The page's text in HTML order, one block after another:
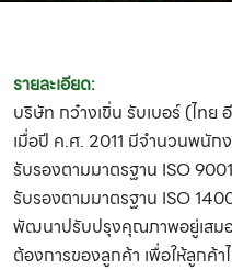
รายละเอียด:
บริษัท กว๋างเขิ่น รับเบอร์ (ไทย
เมื่อปี ค.ศ. 2011 มีจำนวนพนั
รับรองตามมาตรฐาน ISO
รับรองตามมาตรฐาน ISO
พัฒนาปรับปรุงคุณภาพอยู่เสม
ต้องการของลูกค้า เพื่อให้ลูกค้